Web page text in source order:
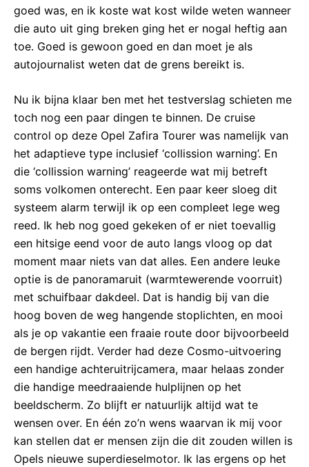
goed was, en ik koste wat kost wilde weten wanneer
die auto uit ging breken ging het er nogal heftig aan
toe. Goed is gewoon goed en dan moet je als
autojournalist weten dat de grens bereikt is.
Nu ik bijna klaar ben met het testverslag schieten me
toch nog een paar dingen te binnen. De cruise
control op deze Opel Zafira Tourer was namelijk van
het adaptieve type inclusief ‘collission warning’. En
die ‘collission warning’ reageerde wat mij betreft
soms volkomen onterecht. Een paar keer sloeg dit
systeem alarm terwijl ik op een compleet lege weg
reed. Ik heb nog goed gekeken of er niet toevallig
een hitsige eend voor de auto langs vloog op dat
moment maar niets van dat alles. Een andere leuke
optie is de panoramaruit (warmtewerende voorruit)
met schuifbaar dakdeel. Dat is handig bij van die
hoog boven de weg hangende stoplichten, en mooi
als je op vakantie een fraaie route door bijvoorbeeld
de bergen rijdt. Verder had deze Cosmo-uitvoering
een handige achteruitrijcamera, maar helaas zonder
die handige meedraaiende hulplijnen op het
beeldscherm. Zo blijft er natuurlijk altijd wat te
wensen over. En één zo’n wens waarvan ik mij voor
kan stellen dat er mensen zijn die dit zouden willen is
Opels nieuwe superdieselmotor. Ik las ergens op het